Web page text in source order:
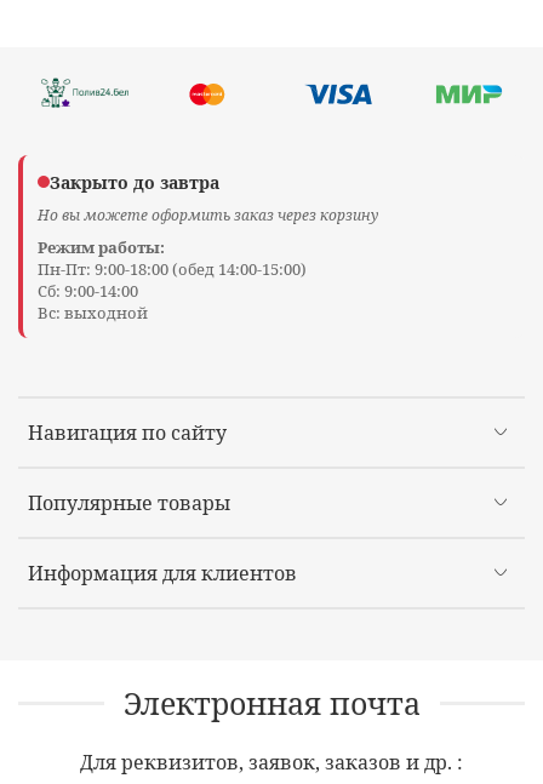
Навигация по сайту
Популярные товары
Информация для клиентов
Закрыто до завтра
Но вы можете оформить заказ через корзину
Режим работы:
Пн-Пт: 9:00-18:00 (обед 14:00-15:00)
Сб: 9:00-14:00
Вс: выходной
Электронная почта
Для реквизитов, заявок, заказов и др. :